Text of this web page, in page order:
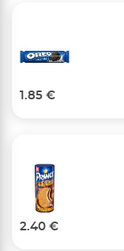
1.85 €
2.40 €